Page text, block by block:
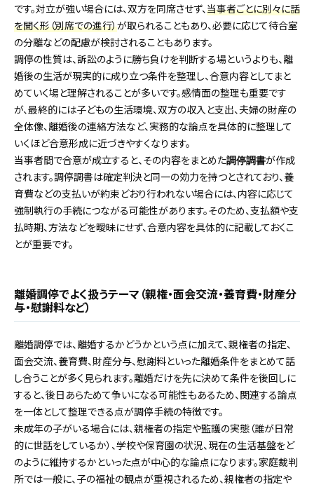
です。対立が強い場合には、双方を同席させず、当事者ごとに別々に話
を聞く形（別席での進行）が取られることもあり、必要に応じて待合室
の分離などの配慮が検討されることもあります。
調停の性質は、訴訟のように勝ち負けを判断する場というよりも、離
婚後の生活が現実的に成り立つ条件を整理し、合意内容としてまと
めていく場と理解されることが多いです。感情面の整理も重要です
が、最終的には子どもの生活環境、双方の収入と支出、夫婦の財産の
全体像、離婚後の連絡方法など、実務的な論点を具体的に整理して
いくほど合意形成に近づきやすくなります。
当事者間で合意が成立すると、その内容をまとめた調停調書が作成
されます。調停調書は確定判決と同一の効力を持つとされており、養
育費などの支払いが約束どおり行われない場合には、内容に応じて
強制執行の手続につながる可能性があります。そのため、支払額や支
払時期、方法などを曖昧にせず、合意内容を具体的に記載しておくこ
とが重要です。
離婚調停でよく扱うテーマ（親権・面会交流・養育費・財産分
与・慰謝料など）
離婚調停では、離婚するかどうかという点に加えて、親権者の指定、
面会交流、養育費、財産分与、慰謝料といった離婚条件をまとめて話
し合うことが多く見られます。離婚だけを先に決めて条件を後回しに
すると、後日あらためて争いになる可能性もあるため、関連する論点
を一体として整理できる点が調停手続の特徴です。
未成年の子がいる場合には、親権者の指定や監護の実態（誰が日常
的に世話をしているか）、学校や保育園の状況、現在の生活基盤をど
のように維持するかといった点が中心的な論点になります。家庭裁判
所では一般に、子の福祉の観点が重視されるため、親権者の指定や